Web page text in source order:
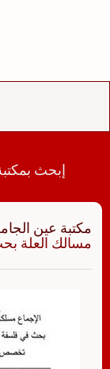
إبحث بمكتبة
مكتبة عين
مسالك العلة